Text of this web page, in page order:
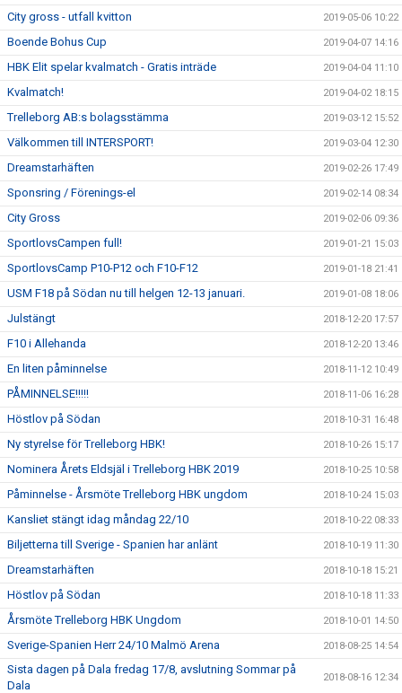
City gross - utfall kvitton 2019-05-06 10:22
Boende Bohus Cup 2019-04-07 14:16
HBK Elit spelar kvalmatch - Gratis inträde 2019-04-04 11:10
Kvalmatch! 2019-04-02 18:15
Trelleborg AB:s bolagsstämma 2019-03-12 15:52
Välkommen till INTERSPORT! 2019-03-04 12:30
Dreamstarhäften 2019-02-26 17:49
Sponsring / Förenings-el 2019-02-14 08:34
City Gross 2019-02-06 09:36
SportlovsCampen full! 2019-01-21 15:03
SportlovsCamp P10-P12 och F10-F12 2019-01-18 21:41
USM F18 på Södan nu till helgen 12-13 januari. 2019-01-08 18:06
Julstängt 2018-12-20 17:57
F10 i Allehanda 2018-12-20 13:46
En liten påminnelse 2018-11-12 10:49
PÅMINNELSE!!!!! 2018-11-06 16:28
Höstlov på Södan 2018-10-31 16:48
Ny styrelse för Trelleborg HBK! 2018-10-26 15:17
Nominera Årets Eldsjäl i Trelleborg HBK 2019 2018-10-25 10:58
Påminnelse - Årsmöte Trelleborg HBK ungdom 2018-10-24 15:03
Kansliet stängt idag måndag 22/10 2018-10-22 08:33
Biljetterna till Sverige - Spanien har anlänt 2018-10-19 11:30
Dreamstarhäften 2018-10-18 15:21
Höstlov på Södan 2018-10-18 11:33
Årsmöte Trelleborg HBK Ungdom 2018-10-01 14:50
Sverige-Spanien Herr 24/10 Malmö Arena 2018-08-25 14:54
Sista dagen på Dala fredag 17/8, avslutning Sommar på
Dala
2018-08-16 12:34